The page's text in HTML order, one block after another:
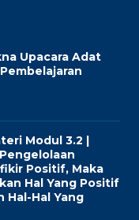
Upacara Adat
Modul 3.2 |
Positif, Maka
Hal Yang Positif
Hal-Hal Yang